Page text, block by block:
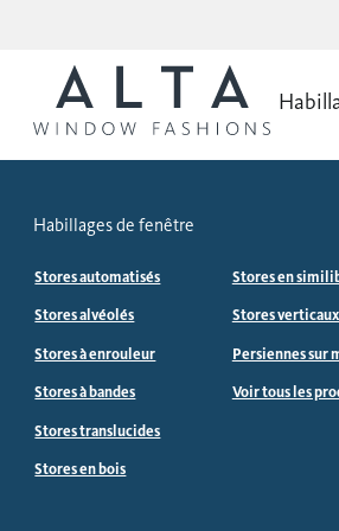
Habillages de fenêtre
Stores automatisés
Stores alvéolés
Stores à enrouleur
Stores à bandes
Stores translucides
Stores en bois
Stores en
Stores verticaux
Persiennes sur
Voir tous les